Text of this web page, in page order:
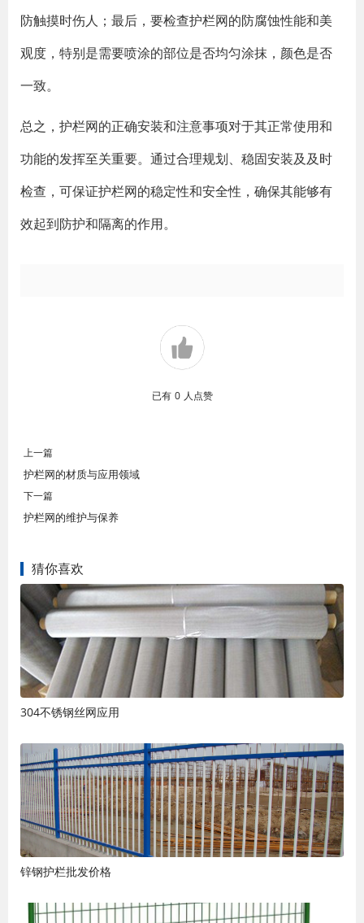
防触摸时伤人；最后，要检查护栏网的防腐蚀性能和美
观度，特别是需要喷涂的部位是否均匀涂抹，颜色是否
一致。
总之，护栏网的正确安装和注意事项对于其正常使用和
功能的发挥至关重要。通过合理规划、稳固安装及及时
检查，可保证护栏网的稳定性和安全性，确保其能够有
效起到防护和隔离的作用。
已有 0 人点赞
上一篇
护栏网的材质与应用领域
下一篇
护栏网的维护与保养
猜你喜欢
304不锈钢丝网应用
锌钢护栏批发价格